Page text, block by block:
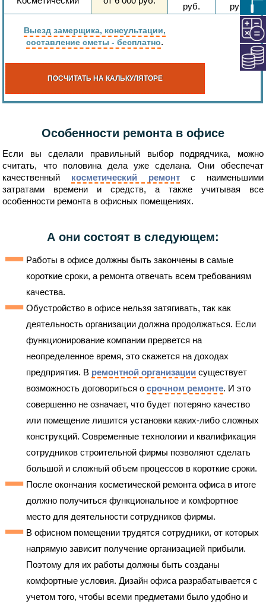
руб. руб.
Выезд замерщика, консультации,
составление сметы - бесплатно.
ПОСЧИТАТЬ НА КАЛЬКУЛЯТОРЕ
Особенности ремонта в офисе
Если вы сделали правильный выбор подрядчика, можно
считать, что половина дела уже сделана. Они обеспечат
качественный косметический ремонтс наименьшими
затратами времени и средств, а также учитывая все
особенности ремонта в офисных помещениях.
А они состоят в следующем:
Работы в офисе должны быть закончены в самые
короткие сроки, а ремонта отвечать всем требованиям
качества.
Обустройство в офисе нельзя затягивать, так как
деятельность организации должна продолжаться. Если
функционирование компании прервется на
неопределенное время, это скажется на доходах
предприятия. В ремонтной организации существует
возможность договориться осрочном ремонте. И это
совершенно не означает, что будет потеряно качество
или помещение лишится установки каких-либо сложных
конструкций. Современные технологии и квалификация
сотрудников строительной фирмы позволяют сделать
большой и сложный объем процессов в короткие сроки.
После окончания косметической ремонта офиса в итоге
должно получиться функциональное и комфортное
место для деятельности сотрудников фирмы.
В офисном помещении трудятся сотрудники, от которых
напрямую зависит получение организацией прибыли.
Поэтому для их работы должны быть созданы
комфортные условия. Дизайн офиса разрабатывается с
учетом того, чтобы всеми предметами было удобно и